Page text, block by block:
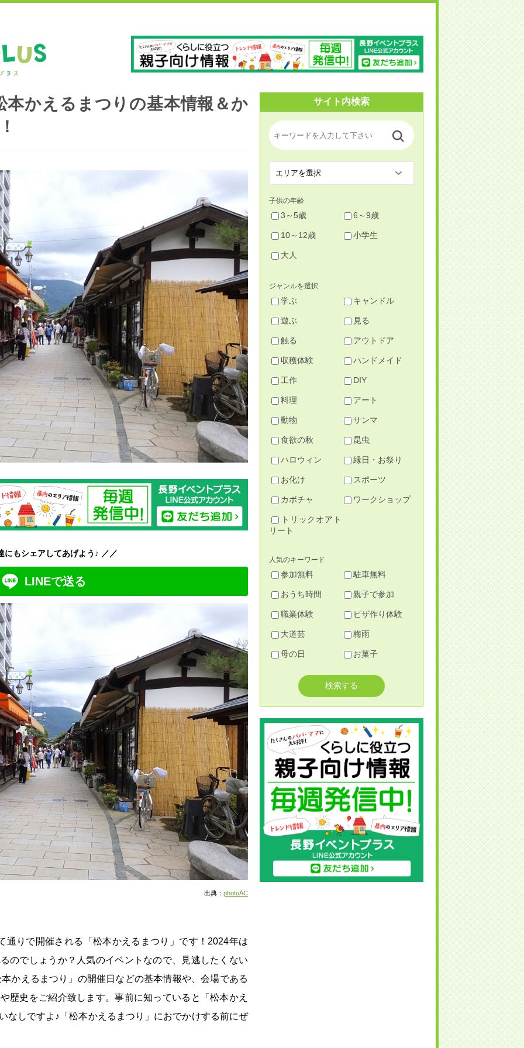
本かえるまつりの基本情報＆か
にもシェアしてあげよう♪ ／／
LINEで送る
出典： photoAC
通りで開催される「松本かえるまつり」です！2024年は
のでしょうか？人気のイベントなので、見逃したくない
かえるまつり」の開催日などの基本情報や、会場である
歴史をご紹介致します。事前に知っていると「松本かえ
なしですよ♪「松本かえるまつり」におでかけする前にぜ
サイト内検索
子供の年齢
3～5歳 6～9歳
10～12歳 小学生
大人
ジャンルを選択
学ぶ キャンドル
遊ぶ 見る
触る アウトドア
収穫体験 ハンドメイド
工作 DIY
料理 アート
動物 サンマ
食欲の秋 昆虫
ハロウィン 縁日・お祭り
お化け スポーツ
カボチャ ワークショップ
トリックオアト
リート
人気のキーワード
参加無料 駐車無料
おうち時間 親子で参加
職業体験 ピザ作り体験
大道芸 梅雨
母の日 お菓子